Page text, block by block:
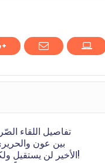
تفاصيل اللقاء
بين عون
الأخير لن يستقيل ولكن!